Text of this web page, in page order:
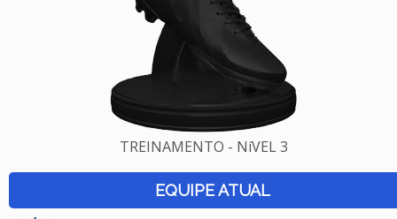
TREINAMENTO - NíVEL 3
EQUIPE ATUAL